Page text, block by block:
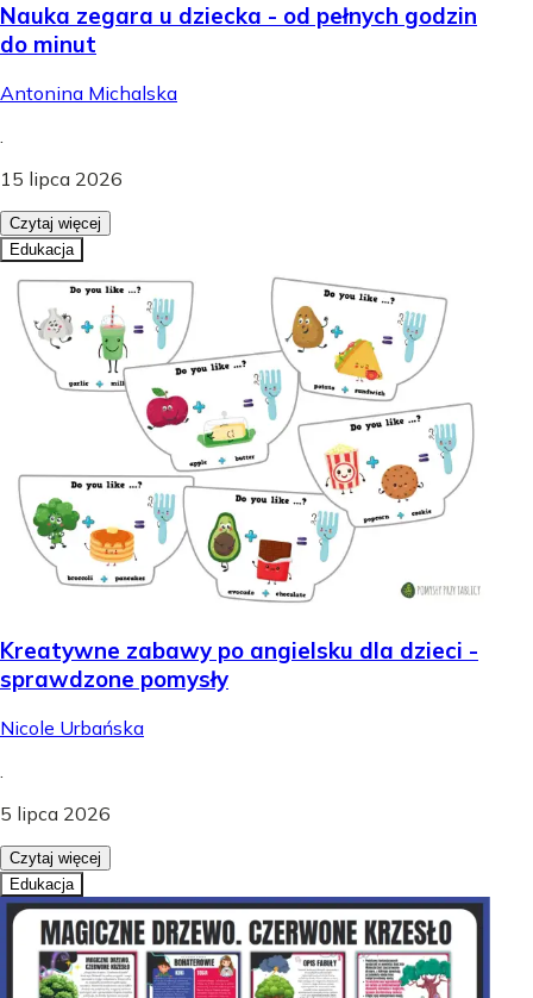
Nauka zegara u dziecka - od pełnych godzin
do minut
Antonina Michalska
.
15 lipca 2026
Czytaj więcej
Edukacja
Kreatywne zabawy po angielsku dla dzieci -
sprawdzone pomysły
Nicole Urbańska
5 lipca 2026
Czytaj więcej
Edukacja